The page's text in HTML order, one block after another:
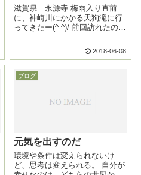
滋賀県 永源寺 梅雨入り直前
に、神崎川にかかる天狗滝に行
ってきたー(^-^)/ 前回訪れたの
美しい滝壺が砂利で埋もれてて
ショックやったから、いつかリ
ベンジしたいと思ってた。 前回
は三重...
2018-06-08
ブログ
元気を出すのだ
環境や条件は変えられないけ
ど、思考は変えられる。 自分が